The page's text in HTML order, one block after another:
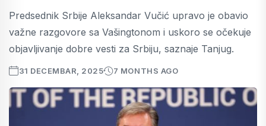
Predsednik Srbije Aleksandar Vučić upravo je obavio
važne razgovore sa Vašingtonom i uskoro se očekuje
objavljivanje dobre vesti za Srbiju, saznaje Tanjug.
31 DECEMBAR, 2025 7 MONTHS AGO